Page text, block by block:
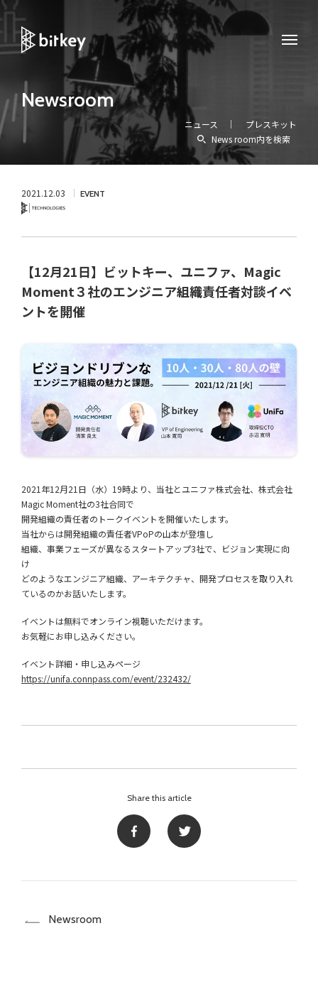
Newsroom
ニュース
プレスキット
News room内を検索
2021.12.03 EVENT
【12月21日】ビットキー、ユニファ、Magic
Moment３社のエンジニア組織責任者対談イベ
ントを開催
2021年12月21日（水）19時より、当社とユニファ株式会社、株式会社
Magic Moment社の3社合同で
開発組織の責任者のトークイベントを開催いたします。
当社からは開発組織の責任者VPoPの山本が登壇し
組織、事業フェーズが異なるスタートアップ3社で、ビジョン実現に向
け
どのようなエンジニア組織、アーキテクチャ、開発プロセスを取り入れ
ているのかお話いたします。
イベントは無料でオンライン視聴いただけます。
お気軽にお申し込みください。
イベント詳細・申し込みページ
https://unifa.connpass.com/event/232432/
Share this article
Newsroom